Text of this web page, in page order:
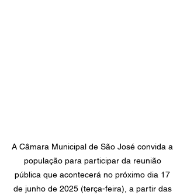
A Câmara Municipal de São José convida a
população para participar da reunião
pública que acontecerá no próximo dia 17
de junho de 2025 (terça-feira), a partir das